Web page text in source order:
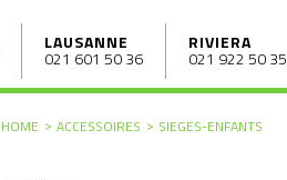
LAUSANNE
021 601 50 36
RIVIERA
021 922 50 35
HOME ACCESSOIRES SIEGES-ENFANTS